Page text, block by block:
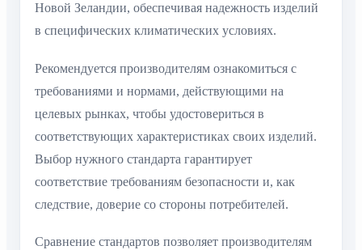
Новой Зеландии, обеспечивая надежность изделий
в специфических климатических условиях.
Рекомендуется производителям ознакомиться с
требованиями и нормами, действующими на
целевых рынках, чтобы удостовериться в
соответствующих характеристиках своих изделий.
Выбор нужного стандарта гарантирует
соответствие требованиям безопасности и, как
следствие, доверие со стороны потребителей.
Сравнение стандартов позволяет производителям